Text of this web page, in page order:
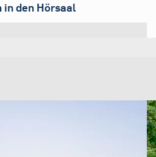
in den Hörsaal